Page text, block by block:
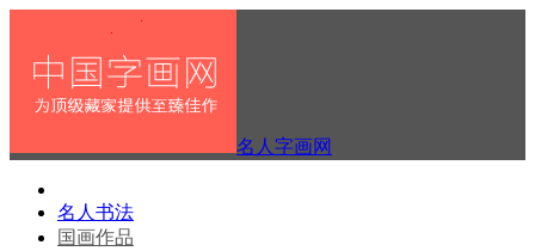
名人字画网
名人书法
国画作品